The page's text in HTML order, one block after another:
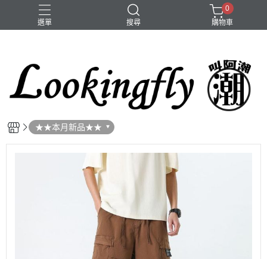
選單 搜尋
大頭圍 手鍊 項鍊
0
購物車
★★本月新品★★